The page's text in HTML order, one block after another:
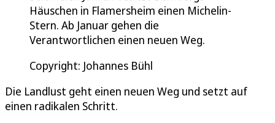
Häuschen in Flamersheim einen Michelin-
Stern. Ab Januar gehen die
Verantwortlichen einen neuen Weg.
Copyright: Johannes Bühl
Die Landlust geht einen neuen Weg und setzt auf
einen radikalen Schritt.